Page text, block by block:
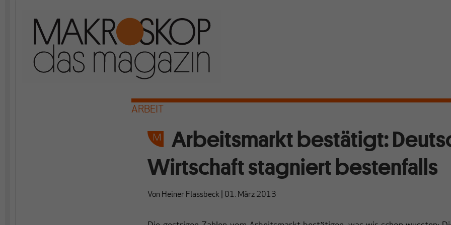
ARBEIT
Arbeitsmarkt bestätigt:
Wirtschaft stagniert bestenfalls
Von Heiner Flassbeck 01. März 2013